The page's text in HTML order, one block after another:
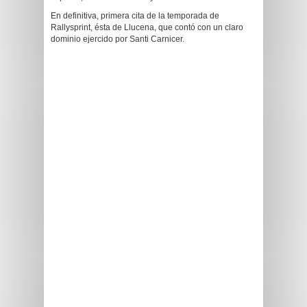
En definitiva, primera cita de la temporada de
Rallysprint, ésta de Llucena, que contó con un claro
dominio ejercido por Santi Carnicer.